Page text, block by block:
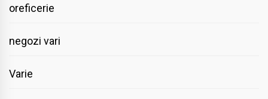
oreficerie
negozi vari
Varie